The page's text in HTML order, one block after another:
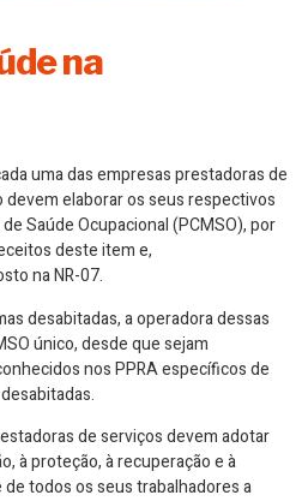
na
uma das empresas prestadoras de
elaborar os seus respectivos
Saúde Ocupacional (PCMSO), por
deste item e,
na NR-07.
desabitadas, a operadora dessas
único, desde que sejam
nos PPRA específicos de
de serviços devem adotar
à proteção, à recuperação e à
todos os seus trabalhadores a